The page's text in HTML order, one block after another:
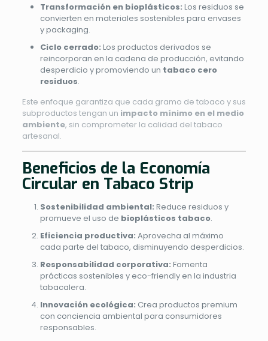
Transformación en bioplásticos: Los residuos se
convierten en materiales sostenibles para envases
y packaging.
Ciclo cerrado: Los productos derivados se
reincorporan en la cadena de producción, evitando
desperdicio y promoviendo un tabaco cero
residuos.
Este enfoque garantiza que cada gramo de tabaco y sus
subproductos tengan un impacto mínimo en el medio
ambiente, sin comprometer la calidad del tabaco
artesanal.
Beneficios de la Economía
Circular en Tabaco Strip
Sostenibilidad ambiental: Reduce residuos y
promueve el uso de bioplásticos tabaco.
Eficiencia productiva: Aprovecha al máximo
cada parte del tabaco, disminuyendo desperdicios.
Responsabilidad corporativa: Fomenta
prácticas sostenibles y eco-friendly en la industria
tabacalera.
Innovación ecológica: Crea productos premium
con conciencia ambiental para consumidores
responsables.